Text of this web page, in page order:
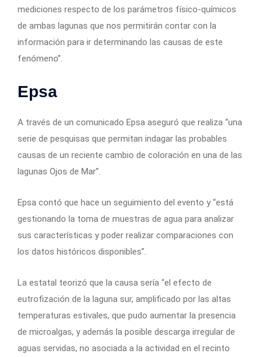
mediciones respecto de los parámetros físico-químicos
de ambas lagunas que nos permitirán contar con la
información para ir determinando las causas de este
fenómeno”.
Epsa
A través de un comunicado Epsa aseguró que realiza “una
serie de pesquisas que permitan indagar las probables
causas de un reciente cambio de coloración en una de las
lagunas Ojos de Mar”.
Epsa contó que hace un seguimiento del evento y “está
gestionando la toma de muestras de agua para analizar
sus características y poder realizar comparaciones con
los datos históricos disponibles”.
La estatal teorizó que la causa sería “el efecto de
eutrofización de la laguna sur, amplificado por las altas
temperaturas estivales, que pudo aumentar la presencia
de microalgas, y además la posible descarga irregular de
aguas servidas, no asociada a la actividad en el recinto